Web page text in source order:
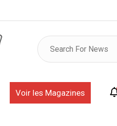
Voir les Magazines